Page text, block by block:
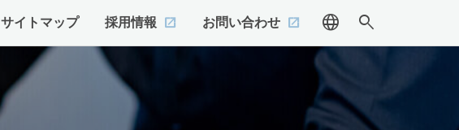
サイトマップ 採用情報 お問い合わせ language search